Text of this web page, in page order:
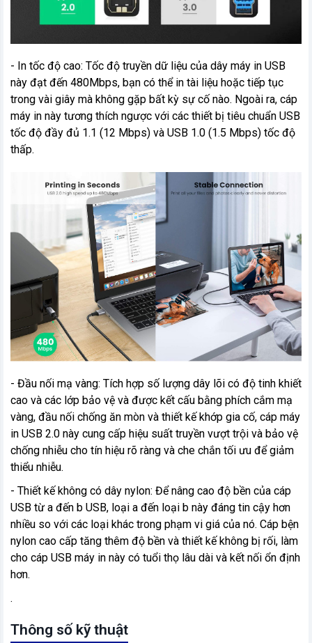
- In tốc độ cao: Tốc độ truyền dữ liệu của dây máy in USB
này đạt đến 480Mbps, bạn có thể in tài liệu hoặc tiếp tục
trong vài giây mà không gặp bất kỳ sự cố nào. Ngoài ra, cáp
máy in này tương thích ngược với các thiết bị tiêu chuẩn USB
tốc độ đầy đủ 1.1 (12 Mbps) và USB 1.0 (1.5 Mbps) tốc độ
thấp.
- Đầu nối mạ vàng: Tích hợp số lượng dây lõi có độ tinh khiết
cao và các lớp bảo vệ và được kết cấu bằng phích cắm mạ
vàng, đầu nối chống ăn mòn và thiết kế khớp gia cố, cáp máy
in USB 2.0 này cung cấp hiệu suất truyền vượt trội và bảo vệ
chống nhiễu cho tín hiệu rõ ràng và che chắn tối ưu để giảm
thiểu nhiễu.
- Thiết kế không có dây nylon: Để nâng cao độ bền của cáp
USB từ a đến b USB, loại a đến loại b này đáng tin cậy hơn
nhiều so với các loại khác trong phạm vi giá của nó. Cáp bện
nylon cao cấp tăng thêm độ bền và thiết kế không bị rối, làm
cho cáp USB máy in này có tuổi thọ lâu dài và kết nối ổn định
hơn.
.
Thông số kỹ thuật